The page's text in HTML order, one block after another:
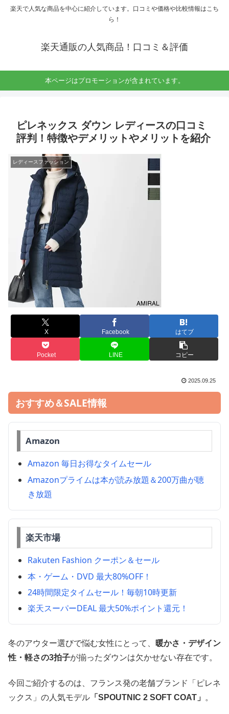
楽天で人気な商品を中心に紹介しています。口コミや価格や比較情報はこち
ら！
楽天通販の人気商品！口コミ＆評価
本ページはプロモーションが含まれています。
ピレネックス ダウン レディースの口コミ
評判！特徴やデメリットやメリットを紹介
レディースファッション
X Facebook はてブ
Pocket LINE コピー
2025.09.25
おすすめ＆SALE情報
Amazon
Amazon 毎日お得なタイムセール
Amazonプライムは本が読み放題＆200万曲が聴
き放題
楽天市場
Rakuten Fashion クーポン＆セール
本・ゲーム・DVD 最大80%OFF！
24時間限定タイムセール！毎朝10時更新
楽天スーパーDEAL 最大50%ポイント還元！
冬のアウター選びで悩む女性にとって、
暖かさ・デザイン
性・軽さの3拍子が揃ったダウンは欠かせない存在です。
今回ご紹介するのは、フランス発の老舗ブランド「ピレネ
ックス」の人気モデル 「SPOUTNIC 2 SOFT COAT」 。